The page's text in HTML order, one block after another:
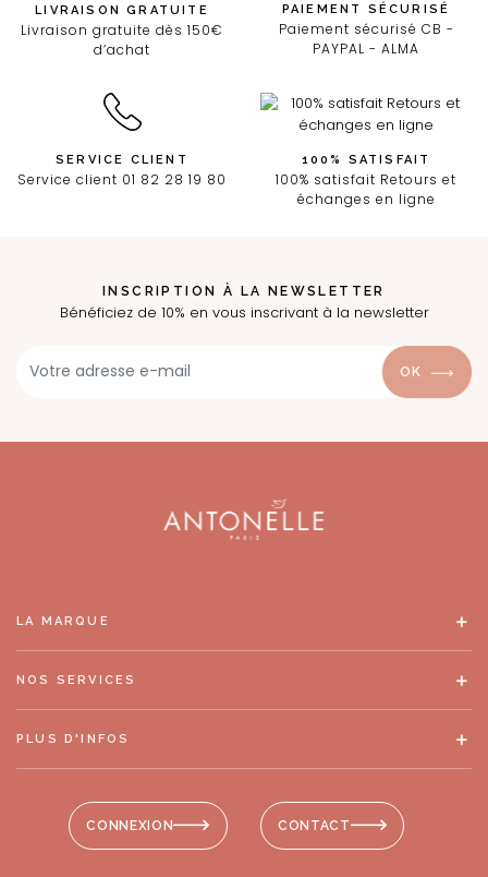
LIVRAISON GRATUITE
Livraison gratuite dès 150€
d’achat
PAIEMENT SÉCURISÉ
Paiement sécurisé CB -
PAYPAL - ALMA
SERVICE CLIENT
Service client 01 82 28 19 80
100% SATISFAIT
100% satisfait Retours et
échanges en ligne
INSCRIPTION À LA NEWSLETTER
Bénéficiez de 10% en vous inscrivant à la newsletter
OK
CONNEXION CONTACT
LA MARQUE
NOS SERVICES
PLUS D'INFOS